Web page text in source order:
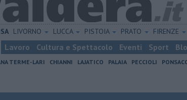
LIVORNO LUCCA PISTOIA PRATO FIRENZE
Lavoro Cultura e Spettacolo Eventi Sport
TERME-LARI CHIANNI LAJATICO PALAIA PECCIOLI